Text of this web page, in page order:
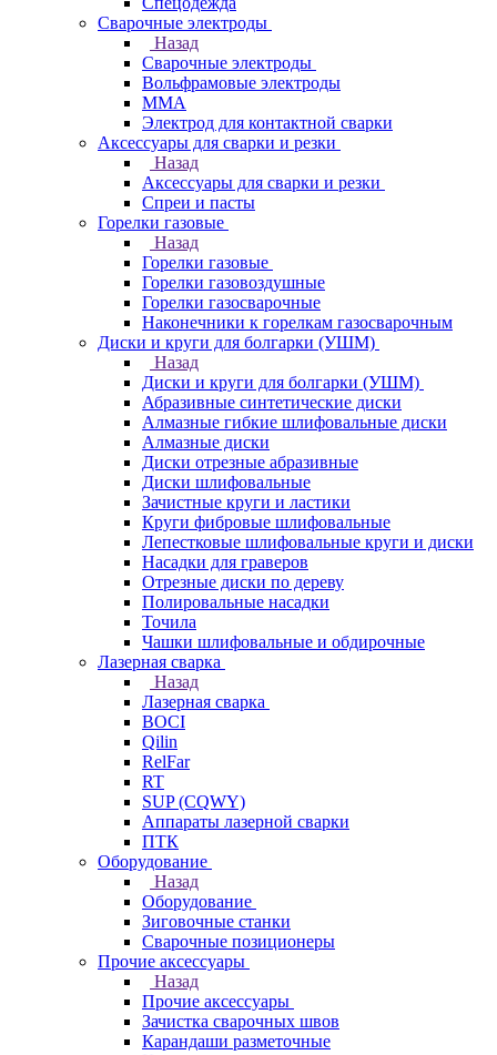
Сварочные электроды
Назад
Сварочные электроды
Вольфрамовые электроды
ММА
Электрод для контактной сварки
Аксессуары для сварки и резки
Назад
Аксессуары для сварки и резки
Спреи и пасты
Горелки газовые
Назад
Горелки газовые
Горелки газовоздушные
Горелки газосварочные
Наконечники к горелкам газосварочным
Диски и круги для болгарки (УШМ)
Назад
Диски и круги для болгарки (УШМ)
Абразивные синтетические диски
Алмазные гибкие шлифовальные диски
Алмазные диски
Диски отрезные абразивные
Диски шлифовальные
Зачистные круги и ластики
Круги фибровые шлифовальные
Лепестковые шлифовальные круги и диски
Насадки для граверов
Отрезные диски по дереву
Полировальные насадки
Точила
Чашки шлифовальные и обдирочные
Лазерная сварка
Назад
Лазерная сварка
BOCI
Qilin
RelFar
RT
SUP (CQWY)
Аппараты лазерной сварки
ПТК
Оборудование
Назад
Оборудование
Зиговочные станки
Сварочные позиционеры
Прочие аксессуары
Назад
Прочие аксессуары
Зачистка сварочных швов
Карандаши разметочные